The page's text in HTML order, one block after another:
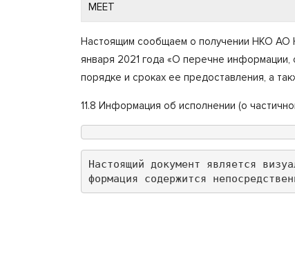
MEET
Настоящим сообщаем о получении НКО АО
января 2021 года «О перечне информации,
порядке и сроках ее предоставления, а
11.8 Информация об исполнении (о
Настоящий документ является
формация содержится